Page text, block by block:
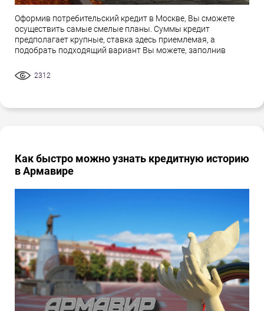
Оформив потребительский кредит в Москве, Вы сможете
осуществить самые смелые планы. Суммы кредит
предполагает крупные, ставка здесь приемлемая, а
подобрать подходящий вариант Вы можете, заполнив
2312
Как быстро можно узнать кредитную историю
в Армавире